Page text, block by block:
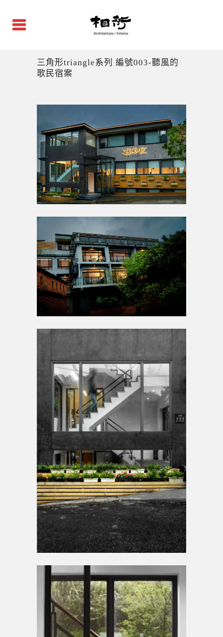
三角形triangle系列 編號003-聽風的
歌民宿案